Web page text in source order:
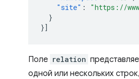
"site" :
"https://
}
}]
Поле relation
одной или нескольких